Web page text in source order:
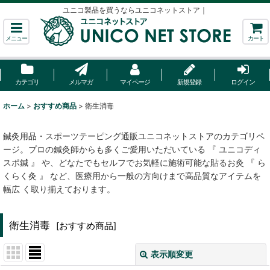
ユニコ製品を買うならユニコネットストア｜
メニュー カート
カテゴリ メルマガ マイページ 新規登録 ログイン
ホーム > おすすめ商品 > 衛生消毒
鍼灸用品・スポーツテーピング通販ユニコネットストアのカテゴリペ
ージ。プロの鍼灸師からも多くご愛用いただいている 『 ユニコディ
スポ鍼 』 や、どなたでもセルフでお気軽に施術可能な貼るお灸 『 ら
くらく灸 』 など、医療用から一般の方向けまで高品質なアイテムを
幅広 く取り揃えております。
衛生消毒 [おすすめ商品]
表示順変更